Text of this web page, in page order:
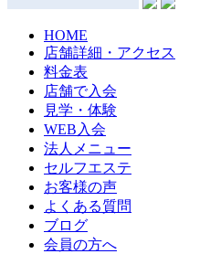
HOME
店舗詳細・アクセス
料金表
店舗で入会
見学・体験
WEB入会
法人メニュー
セルフエステ
お客様の声
よくある質問
ブログ
会員の方へ